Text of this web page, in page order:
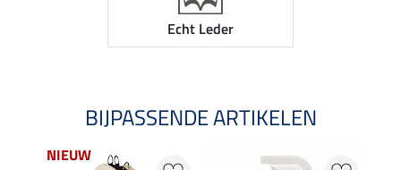
Echt Leder
BIJPASSENDE ARTIKELEN
NIEUW